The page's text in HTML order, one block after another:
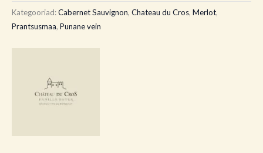
Kategooriad:Cabernet Sauvignon, Chateau du Cros, Merlot,
Prantsusmaa, Punane vein